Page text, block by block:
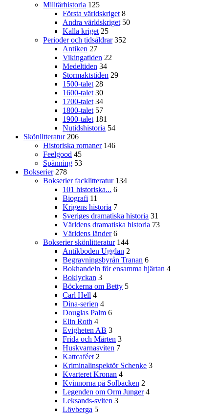
Militärhistoria 125
Första världskriget 8
Andra världskriget 50
Kalla kriget 25
Perioder och tidsåldrar 352
Antiken 27
Vikingatiden 22
Medeltiden 34
Stormaktstiden 29
1500-talet 28
1600-talet 30
1700-talet 34
1800-talet 57
1900-talet 181
Nutidshistoria 54
Skönlitteratur 206
Historiska romaner 146
Feelgood 45
Spänning 53
Bokserier 278
Bokserier facklitteratur 134
101 historiska... 6
Biografi 11
Krigens historia 7
Sveriges dramatiska historia 31
Världens dramatiska historia 73
Världens länder 6
Bokserier skönlitteratur 144
Antikboden Ugglan 2
Begravningsbyrån Tranan 6
Bokhandeln för ensamma hjärtan 4
Boklyckan 3
Böckerna om Betty 5
Carl Hell 4
Dina-serien 4
Douglas Palm 6
Elin Roth 4
Evigheten AB 3
Frida och Mårten 3
Huskvarnasviten 7
Kattcaféet 2
Kriminalinspektör Schenke 3
Kvarteret Kronan 4
Kvinnorna på Solbacken 2
Legenden om Orm Junger 4
Leksands-sviten 3
Lövberga 5